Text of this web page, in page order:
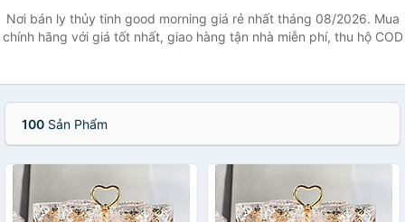
Nơi bán ly thủy tinh good morning giá rẻ nhất tháng 08/2026. Mua
chính hãng với giá tốt nhất, giao hàng tận nhà miễn phí, thu hộ COD
100 Sản Phẩm